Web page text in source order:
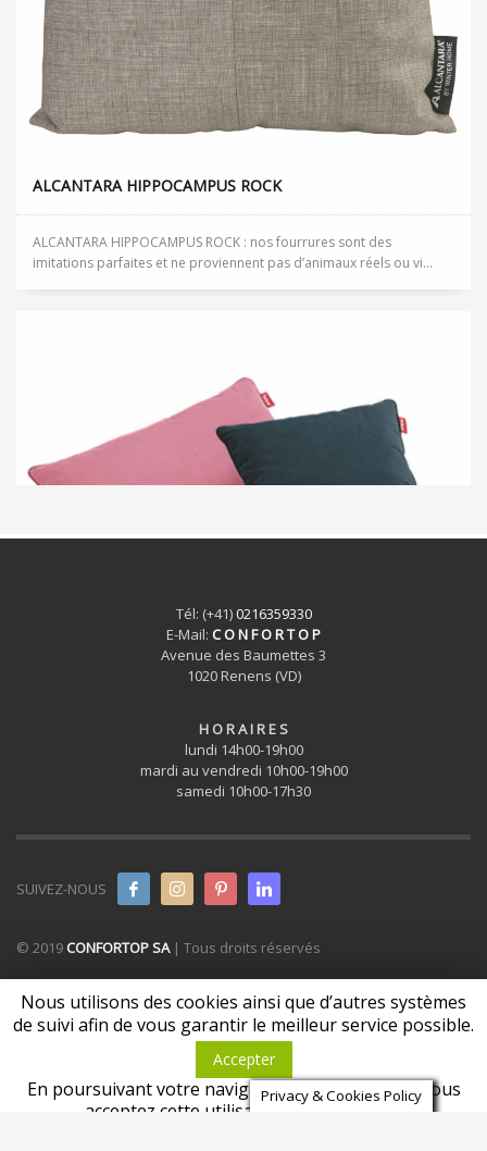
ALCANTARA HIPPOCAMPUS ROCK
ALCANTARA HIPPOCAMPUS ROCK : nos fourrures sont des
imitations parfaites et ne proviennent pas d’animaux réels ou vi...
FATBOY PILLOWS VELVET
glamour en velours! Les coussins Fatb...
Tél: (+41)0216359330
E-Mail: C O N F O R T O P
Avenue des Baumettes 3
1020 Renens (VD)
H O R A I R E S
lundi 14h00-19h00
mardi au vendredi 10h00-19h00
samedi 10h00-17h30
SUIVEZ-NOUS
© 2019 CONFORTOP SA| Tous droits réservés
Privacy & Cookies Policy